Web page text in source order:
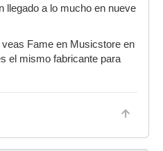
llegado a lo mucho en nueve
Fame en Musicstore en
el mismo fabricante para